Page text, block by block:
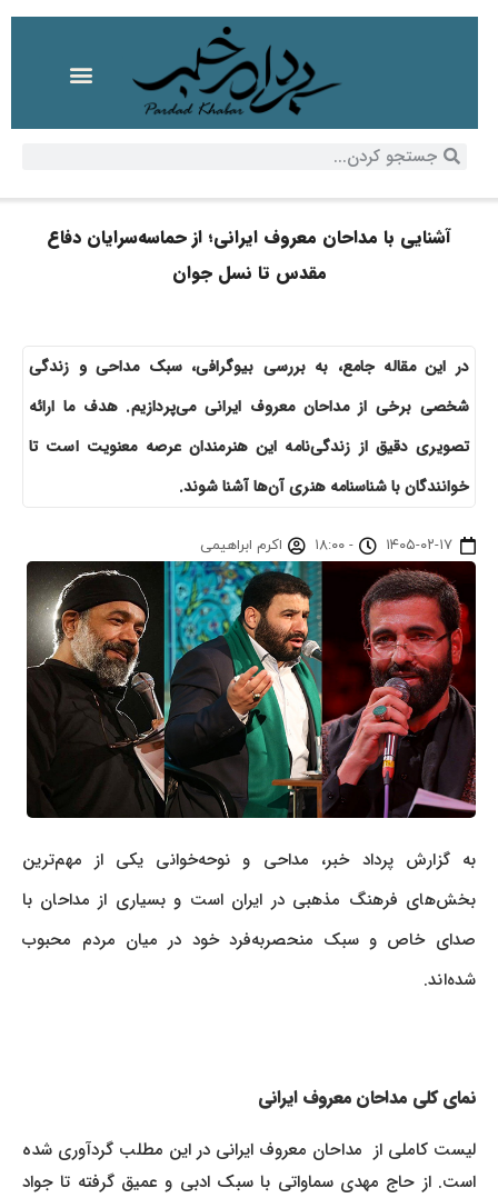
آشنایی با مداحان معروف ایرانی؛ از حماسه‌سرایان دفاع
مقدس تا نسل جوان
در این مقاله جامع، به بررسی بیوگرافی، سبک مداحی و زندگی
شخصی برخی از مداحان معروف ایرانی می‌پردازیم. هدف ما ارائه
تصویری دقیق از زندگی‌نامه این هنرمندان عرصه معنویت است تا
خوانندگان با شناسنامه هنری آن‌ها آشنا شوند.
۱۴۰۵-۰۲-۱۷ - ۱۸:۰۰ اکرم ابراهیمی
به گزارش پرداد خبر، مداحی و نوحه‌خوانی یکی از مهم‌ترین
بخش‌های فرهنگ مذهبی در ایران است و بسیاری از مداحان با
صدای خاص و سبک منحصربه‌فرد خود در میان مردم محبوب
شده‌اند.
نمای کلی مداحان معروف ایرانی
لیست کاملی از مداحان معروف ایرانی در این مطلب گردآوری شده
است. از حاج مهدی سماواتی با سبک ادبی و عمیق گرفته تا جواد